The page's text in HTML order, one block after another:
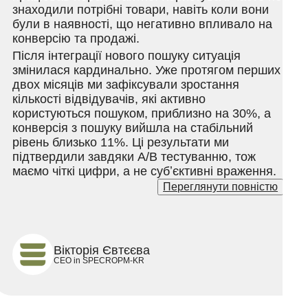
знаходили потрібні товари, навіть коли вони
були в наявності, що негативно впливало на
конверсію та продажі.
Після інтеграції нового пошуку ситуація
змінилася кардинально. Уже протягом перших
двох місяців ми зафіксували зростання
кількості відвідувачів, які активно
користуються пошуком, приблизно на 30%, а
конверсія з пошуку вийшла на стабільний
рівень близько 11%. Ці результати ми
підтвердили завдяки A/B тестуванню, тож
маємо чіткі цифри, а не субʼєктивні враження.
На даний момент пошук на нашому сайті
та покращенні якості взаємодії з сайтом.
Для нас цей досвід ще раз довів:
Переглянути повністю
Вікторія Євтєєва
CEO in SPECROPM-KR